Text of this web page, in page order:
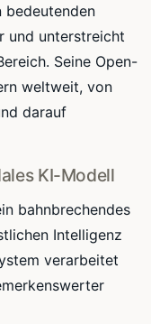
bedeutenden
und unterstreicht
Seine Open-
weltweit, von
darauf
KI-Modell
bahnbrechendes
Intelligenz
verarbeitet